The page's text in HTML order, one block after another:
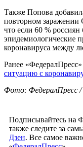
Также Попова
повторном заражении
что если 60 %
эпидемиологические
коронавируса между
Ранее
ситуацию с
Фото: ФедералПресс /
Подписывайтесь на
также следите за
Дзен. Все самое